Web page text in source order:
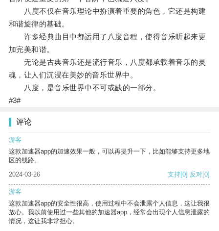
八度不仅在音乐理论中扮演着重要的角色，它还是构建
和谐旋律的基础。
许多经典曲目中都运用了八度音程，使得音乐听起来更
加完美和谐。
无论是古典音乐还是流行音乐，八度都承载着音乐的灵
魂，让人们沉浸在美妙的音乐世界中。
八度，是音乐世界中不可或缺的一部分。
#3#
评论
游客
这款加速器app的加速效果一般，可以再提升一下，比如能够支持更多地
区的线路。
2024-03-26
支持[0] 反对[0]
游客
这款加速器app的安全性很高，使用过程中不会泄露个人信息，这让我很
放心。我以前使用过一些其他的加速器app，经常会出现个人信息泄露的
情况，这让我非常担心。